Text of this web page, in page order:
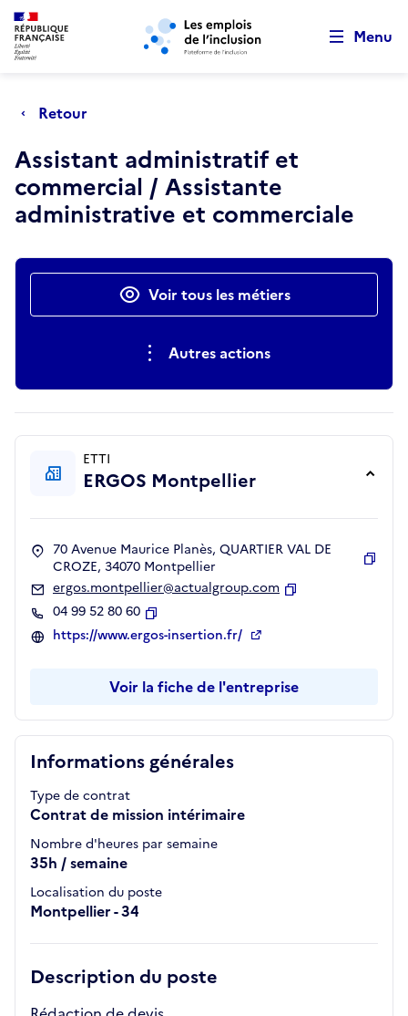
Aller au menu principal Aller au contenu principal
Menu
Retour
Assistant administratif et
commercial / Assistante
administrative et commerciale
Actions rapidesVoir tous les métiers
Autres actions
Informations générales
Type de contrat
Contrat de mission intérimaire
Nombre d'heures par semaine
35h / semaine
Localisation du poste
Montpellier - 34
Description du poste
ETTI
ERGOS Montpellier
70 Avenue Maurice Planès, QUARTIER VAL DE
CROZE, 34070 Montpellier
ergos.montpellier@actualgroup.com
04 99 52 80 60
Copier
https://www.ergos-insertion.fr/
Voir la fiche de l'entreprise
Retour au début de la page
Panneau de gestion des cookies